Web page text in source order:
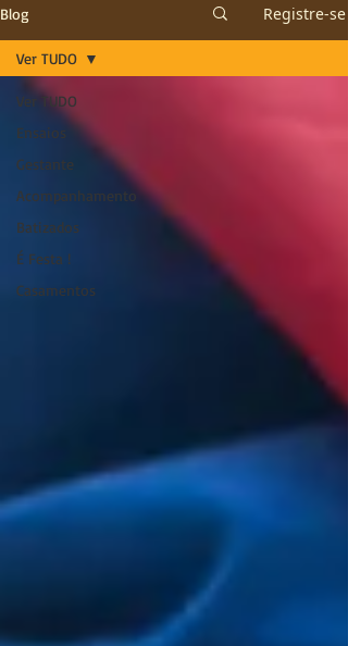
Blog Registre-se
Ver TUDO
Ensaios
Gestante
Acompanhamento
Batizados
É Festa !
Casamentos
Ver TUDO